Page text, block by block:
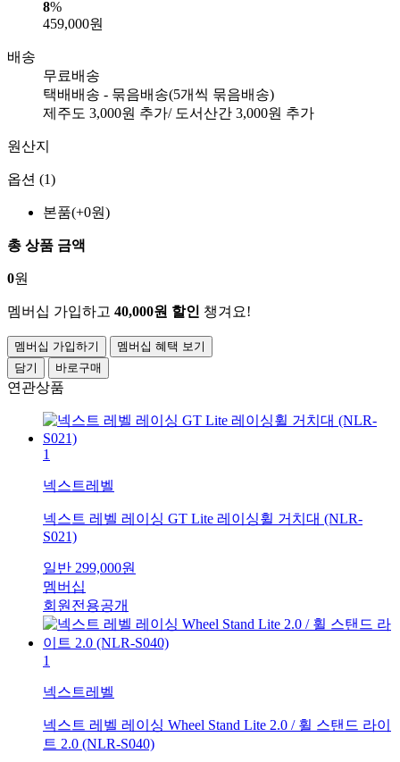
8%
459,000원
배송
무료배송
택배배송 - 묶음배송(5개씩 묶음배송)
제주도 3,000원 추가/ 도서산간 3,000원 추가
원산지
옵션 (1)
본품(+0원)
총 상품 금액
0원
멤버십 가입하고 40,000원 할인 챙겨요!
멤버십 가입하기
멤버십 혜택 보기
담기
바로구매
연관상품
1
넥스트레벨
넥스트 레벨 레이싱 GT Lite 레이싱휠 거치대 (NLR-
S021)
일반 299,000원
멤버십
회원전용공개
1
넥스트레벨
넥스트 레벨 레이싱 Wheel Stand Lite 2.0 / 휠 스탠드 라이
트 2.0 (NLR-S040)